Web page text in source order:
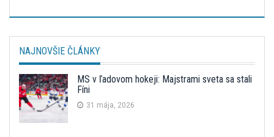
NAJNOVŠIE ČLÁNKY
MS v ľadovom hokeji: Majstrami sveta sa stali
Fíni
31 mája, 2026